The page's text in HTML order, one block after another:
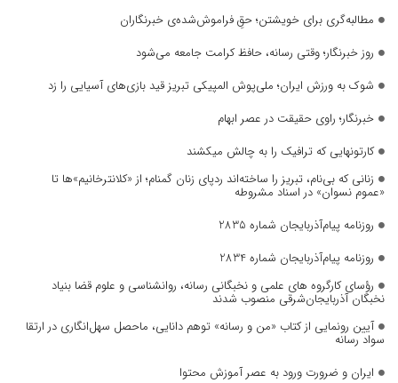
مطالبه‌گری برای خویشتن؛ حقِ فراموش‌شده‌ی خبرنگاران
روز خبرنگار؛ وقتی رسانه، حافظ کرامت جامعه می‌شود
شوک به ورزش ایران؛ ملی‌پوش المپیکی تبریز قید بازی‌های آسیایی را زد
خبرنگار؛ راوی حقیقت در عصر ابهام
کارتونهایی که ترافیک را به چالش میکشند
زنانی که بی‌نام، تبریز را ساخته‌اند ردپای زنان گمنام؛ از «کلانترخانیم»ها تا
«عموم نسوان» در اسناد مشروطه
روزنامه پیام‌آذربایجان شماره 2835
روزنامه پیام‌آذربایجان شماره 2834
رؤسای کارگروه های علمی و نخبگانی رسانه، روانشناسی و علوم قضا بنیاد
نخبگان آذربایجان‌شرقی منصوب شدند
آیین رونمایی از کتاب «من و رسانه» توهم دانایی، ماحصل سهل‌انگاری در ارتقا
سواد رسانه
ایران و ضرورت ورود به عصر آموزش محتوا